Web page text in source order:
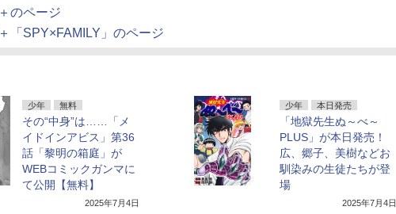
のページ
「SPY×FAMILY」のページ
少年 無料
その“中身”は……「メ
イドインアビス」第36
話「黎明の箱庭」が
WEBコミックガンマに
て公開【無料】
2025年7月4日
少年 本日発売
「地獄先生ぬ～べ～
PLUS」が本日発売！
広、郷子、美樹などお
馴染みの生徒たちが登
場
2025年7月4日